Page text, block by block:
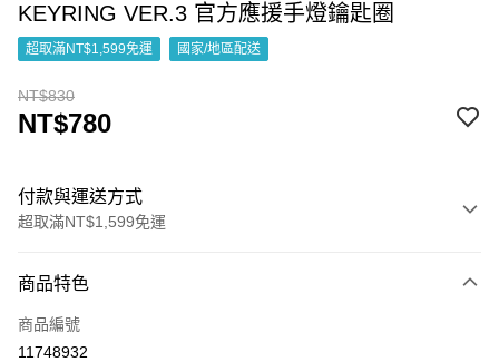
KEYRING VER.3 官方應援手燈鑰匙圈
超取滿NT$1,599免運 國家/地區配送
NT$830
NT$780
付款與運送方式
超取滿NT$1,599免運
信用卡一次付款
超商取貨付款
商品特色
商品編號
11748932